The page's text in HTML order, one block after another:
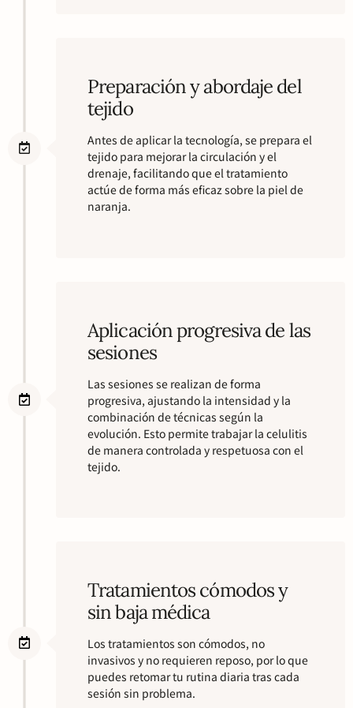
Preparación y abordaje del
tejido
Antes de aplicar la tecnología, se prepara el
tejido para mejorar la circulación y el
drenaje, facilitando que el tratamiento
actúe de forma más eficaz sobre la piel de
naranja.
Aplicación progresiva de las
sesiones
Las sesiones se realizan de forma
progresiva, ajustando la intensidad y la
combinación de técnicas según la
evolución. Esto permite trabajar la celulitis
de manera controlada y respetuosa con el
tejido.
Tratamientos cómodos y
sin baja médica
Los tratamientos son cómodos, no
invasivos y no requieren reposo, por lo que
puedes retomar tu rutina diaria tras cada
sesión sin problema.